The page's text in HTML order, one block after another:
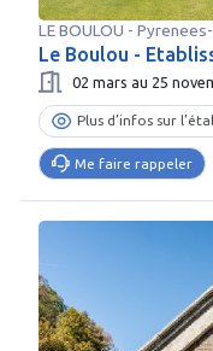
LE BOULOU -
Le Boulou -
02 mars au 25
Plus d’infos sur
Me faire rappeler